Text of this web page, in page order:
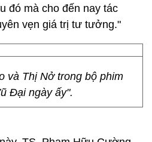
đó mà cho đến nay tác
vẹn giá trị tư tưởng."
và Thị Nở trong bộ phim
Đại ngày ấy".